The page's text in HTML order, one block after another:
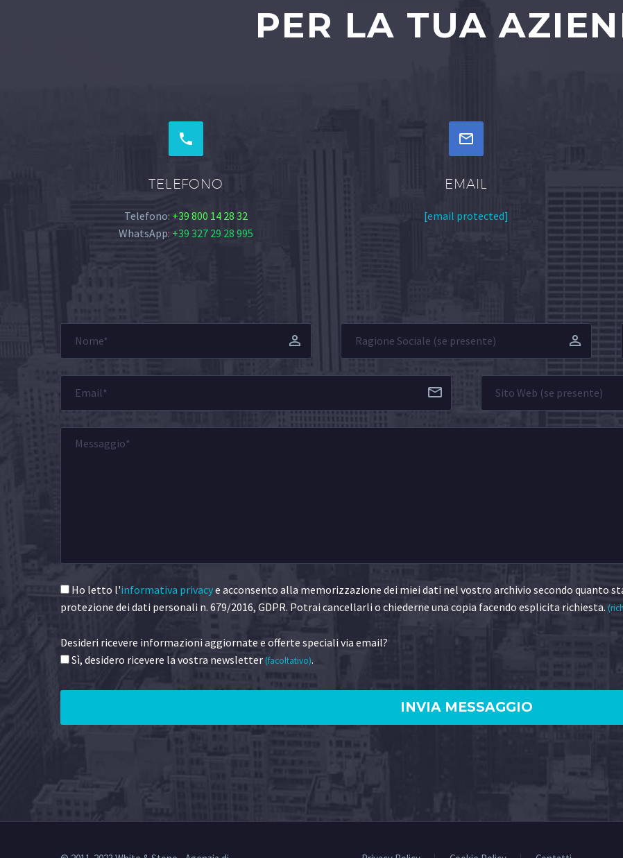
PER LA TUA


TELEFONO
Telefono: +39 800 14 28 32
WhatsApp: +39 327 29 28 995


EMAIL
[email protected]
Ho letto l'informativa privacye acconsento alla memorizzazione dei miei dati nel vostro archivio secondo quanto
protezione dei dati personali n. 679/2016, GDPR. Potrai cancellarli o chiederne una copia facendo esplicita richiesta.
Desideri ricevere informazioni aggiornate e offerte speciali via email?
Sì, desidero ricevere la vostra newsletter(facoltativo).